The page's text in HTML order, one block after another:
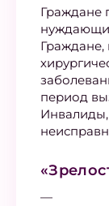
Граждане
период
—